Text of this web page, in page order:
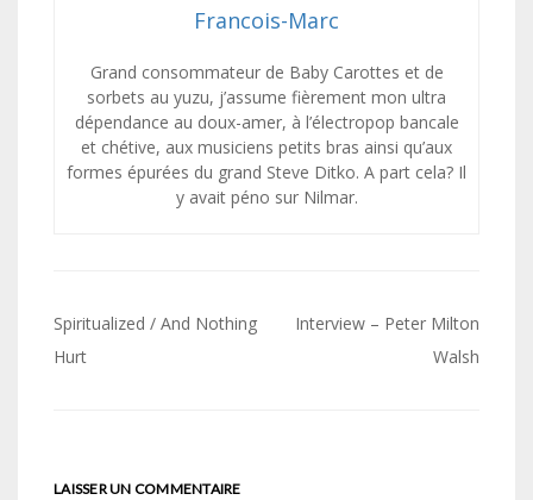
Francois-Marc
Grand consommateur de Baby Carottes et de
sorbets au yuzu, j’assume fièrement mon ultra
dépendance au doux-amer, à l’électropop bancale
et chétive, aux musiciens petits bras ainsi qu’aux
formes épurées du grand Steve Ditko. A part cela? Il
y avait péno sur Nilmar.
Navigation
de
Spiritualized / And Nothing
Hurt
Interview – Peter Milton
Walsh
LAISSER UN COMMENTAIRE